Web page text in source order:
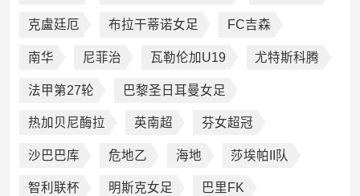
克盧廷厄 布拉干蒂诺女足 FC吉森
南华 尼菲治 瓦勒伦加U19 尤特斯科腾
法甲第27轮 巴黎圣日耳曼女足
热加贝尼酶拉 英南超 芬女超冠
沙巴巴库 危地乙 海地 莎埃帕II队
智利联杯 明斯克女足 巴里FK